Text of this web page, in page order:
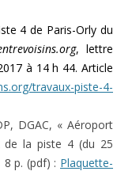
4 de Paris-Orly du
, lettre
à 14 h 44. Article
travaux-piste-4-
DGAC, « Aéroport
de la piste 4 (du 25
p. (pdf) : Plaquette-